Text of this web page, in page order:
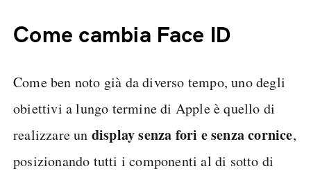
Come cambia Face ID
Come ben noto già da diverso tempo, uno degli
obiettivi a lungo termine di Apple è quello di
realizzare un display senza fori e senza cornice,
posizionando tutti i componenti al di sotto di